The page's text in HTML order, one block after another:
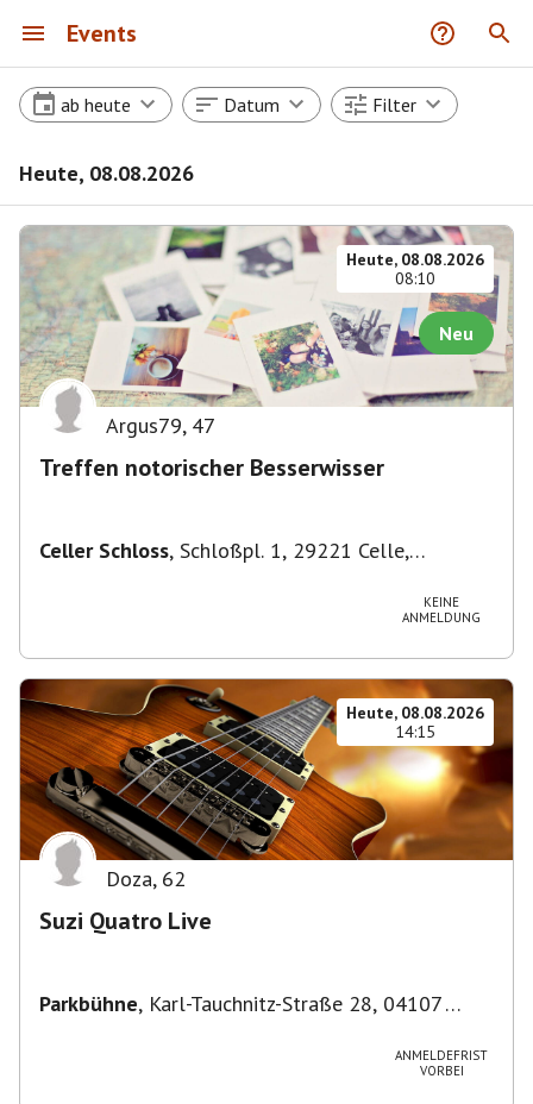
Events
ab heute Datum Filter
Heute, 08.08.2026
Heute, 08.08.2026
08:10
Neu
Argus79, 47
Treffen notorischer Besserwisser
Celler Schloss, Schloßpl. 1, 29221 Celle,
KEINE
ANMELDUNG
Heute, 08.08.2026
14:15
Doza, 62
Suzi Quatro Live
Parkbühne, Karl-Tauchnitz-Straße 28, 04107
ANMELDEFRIST
VORBEI